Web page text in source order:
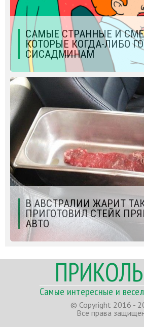
САМЫЕ СТРАННЫЕ И
КОТОРЫЕ КОГДА-ЛИБО
СИСАДМИНАМ
В АВСТРАЛИИ ЖАРИТ
ПРИГОТОВИЛ СТЕЙК
АВТО
Самые интересные и
© Copyright 2016 -
Все права